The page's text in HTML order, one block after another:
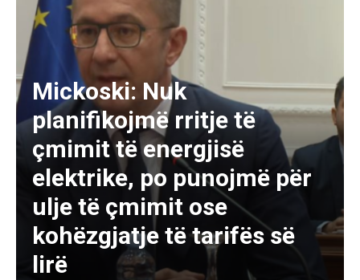
Mickoski: Nuk
planifikojmë rritje të
çmimit të energjisë
elektrike, po punojmë për
ulje të çmimit ose
kohëzgjatje të tarifës së
lirë